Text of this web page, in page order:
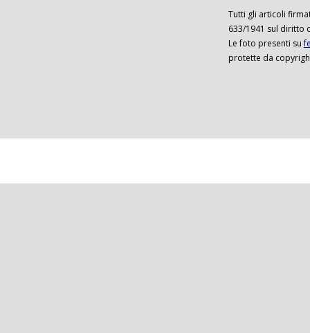
Tutti gli articoli
633/1941 sul diritto
Le foto presenti su
protette da